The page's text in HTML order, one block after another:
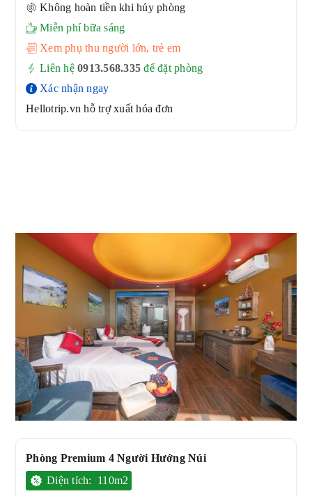
Không hoàn tiền khi hủy phòng
Miễn phí bữa sáng
Xem phụ thu người lớn, trẻ em
Liên hệ 0913.568.335 để đặt phòng
Xác nhận ngay
Hellotrip.vn hỗ trợ xuất hóa đơn
Phòng Premium 4 Người Hướng Núi
Diện tích: 110m2